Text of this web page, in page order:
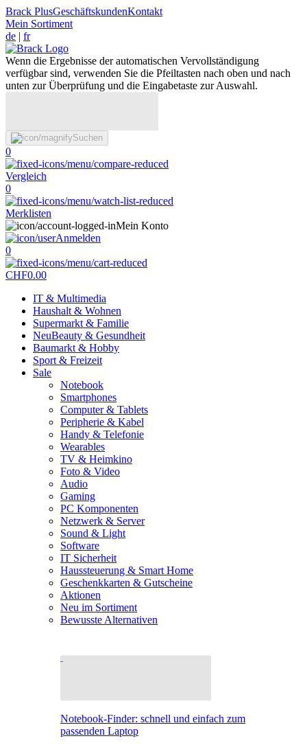
Brack PlusGeschäftskundenKontakt
Mein Sortiment
de | fr
Wenn die Ergebnisse der automatischen Vervollständigung
verfügbar sind, verwenden Sie die Pfeiltasten nach oben und nach
unten zur Überprüfung und die Eingabetaste zur Auswahl.
Suchen
0
Vergleich
0
Merklisten
Mein Konto
Anmelden
0
CHF0.00
IT & Multimedia
Haushalt & Wohnen
Supermarkt & Familie
NeuBeauty & Gesundheit
Baumarkt & Hobby
Sport & Freizeit
Sale
Notebook
Smartphones
Computer & Tablets
Peripherie & Kabel
Handy & Telefonie
Wearables
TV & Heimkino
Foto & Video
Audio
Gaming
PC Komponenten
Netzwerk & Server
Sound & Light
Software
IT Sicherheit
Haussteuerung & Smart Home
Geschenkkarten & Gutscheine
Aktionen
Neu im Sortiment
Bewusste Alternativen
Notebook-Finder: schnell und einfach zum
passenden Laptop